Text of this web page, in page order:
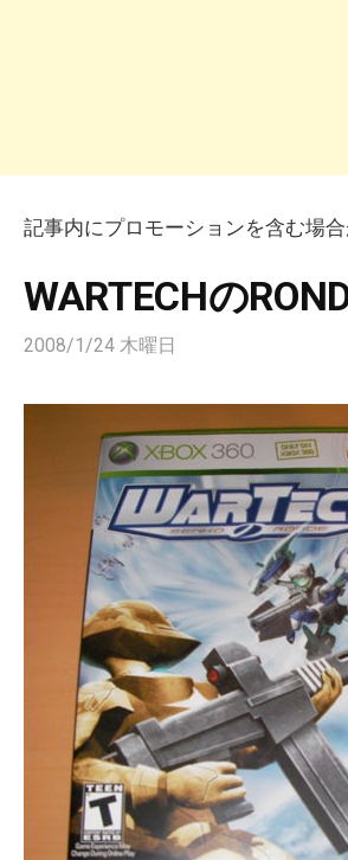
記事内にプロモーションを含む場
WARTECHの
2008/1/24 木曜日